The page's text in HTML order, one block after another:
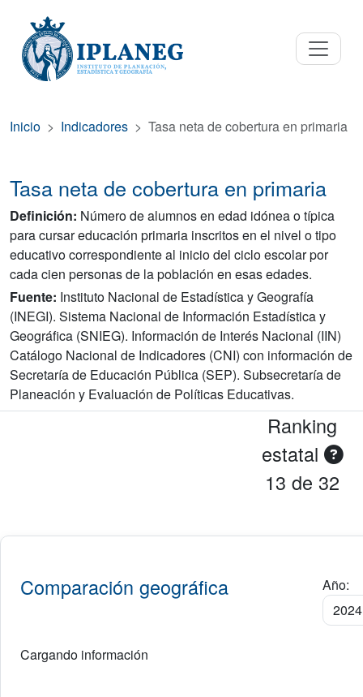
Inicio Indicadores Tasa neta de cobertura en primaria
Tasa neta de cobertura en primaria
Definición: Número de alumnos en edad idónea o típica
para cursar educación primaria inscritos en el nivel o tipo
educativo correspondiente al inicio del ciclo escolar por
cada cien personas de la población en esas edades.
Fuente: Instituto Nacional de Estadística y Geografía
(INEGI). Sistema Nacional de Información Estadística y
Geográfica (SNIEG). Información de Interés Nacional (IIN)
Catálogo Nacional de Indicadores (CNI) con información de
Secretaría de Educación Pública (SEP). Subsecretaría de
Planeación y Evaluación de Políticas Educativas.
Ranking
estatal
13 de 32
Comparación geográfica Año:
Cargando información